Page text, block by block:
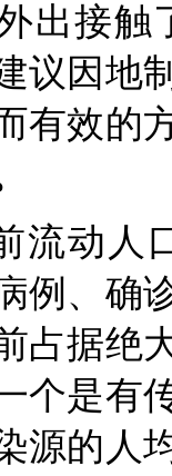
出接触
议因地
有效的
流动人
例、确
占据绝
个是有
源的人